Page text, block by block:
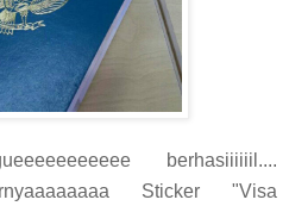
berhasiiiiiil....
Sticker "Visa